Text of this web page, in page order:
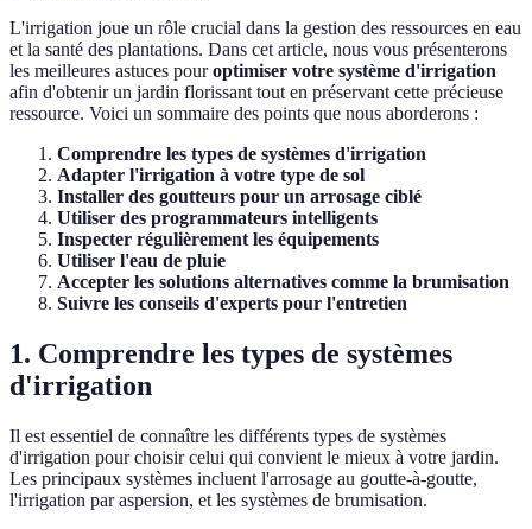
L'irrigation joue un rôle crucial dans la gestion des ressources en eau
et la santé des plantations. Dans cet article, nous vous présenterons
les meilleures astuces pouroptimiser votre système d'irrigation
afin d'obtenir un jardin florissant tout en préservant cette précieuse
ressource. Voici un sommaire des points que nous aborderons :
Comprendre les types de systèmes d'irrigation
Adapter l'irrigation à votre type de sol
Installer des goutteurs pour un arrosage ciblé
Utiliser des programmateurs intelligents
Inspecter régulièrement les équipements
Utiliser l'eau de pluie
Accepter les solutions alternatives comme la brumisation
Suivre les conseils d'experts pour l'entretien
1. Comprendre les types de systèmes
d'irrigation
Il est essentiel de connaître les différents types de systèmes
d'irrigation pour choisir celui qui convient le mieux à votre jardin.
Les principaux systèmes incluent l'arrosage au goutte-à-goutte,
l'irrigation par aspersion, et les systèmes de brumisation.